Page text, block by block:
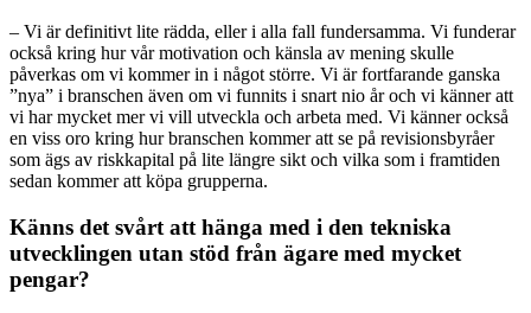
– Vi är definitivt lite rädda, eller i alla fall fundersamma. Vi funderar
också kring hur vår motivation och känsla av mening skulle
påverkas om vi kommer in i något större. Vi är fortfarande ganska
”nya” i branschen även om vi funnits i snart nio år och vi känner att
vi har mycket mer vi vill utveckla och arbeta med. Vi känner också
en viss oro kring hur branschen kommer att se på revisionsbyråer
som ägs av riskkapital på lite längre sikt och vilka som i framtiden
sedan kommer att köpa grupperna.
Känns det svårt att hänga med i den tekniska
utvecklingen utan stöd från ägare med mycket
pengar?